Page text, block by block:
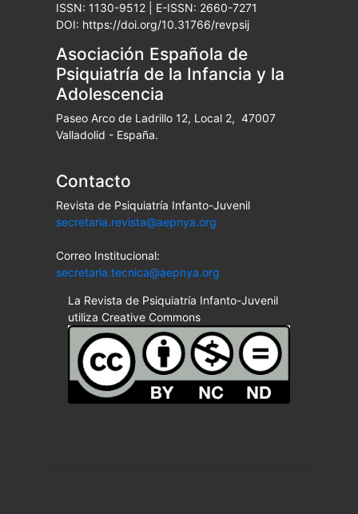
ISSN: 1130-9512 | E-ISSN: 2660-7271
DOI: https://doi.org/10.31766/revpsij
Asociación Española de
Psiquiatría de la Infancia y la
Adolescencia
Paseo Arco de Ladrillo 12, Local 2, 47007
Valladolid - España.
Contacto
Revista de Psiquiatría Infanto-Juvenil
secretaria.revista@aepnya.org
Correo Institucional:
secretaria.tecnica@aepnya.org
La Revista de Psiquiatría Infanto-Juvenil
utiliza Creative Commons